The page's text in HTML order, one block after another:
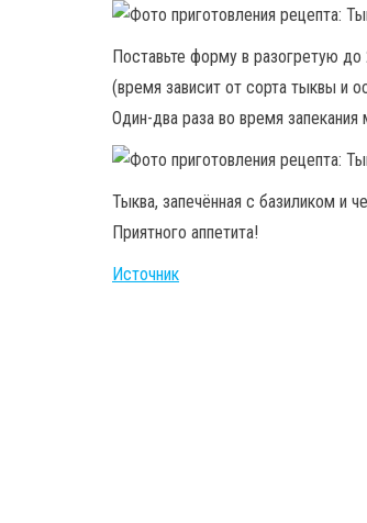
Поставьте форму в разогретую до
(время зависит от сорта тыквы и
Один-два раза во время
Тыква, запечённая с базиликом и
Приятного аппетита!
Источник